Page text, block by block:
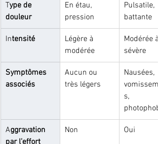
Type de
douleur
En étau,
pression
Pulsatile,
battante
Intensité
Légère à
modérée
Modérée à
sévère
Symptômes
associés
Aucun ou
très légers
Nausées,
s,
Aggravation
Non Oui